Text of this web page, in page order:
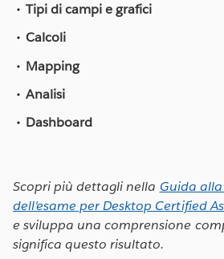
Tipi di campi e grafici
Calcoli
Mapping
Analisi
Dashboard
Scopri più dettagli nella Guida
dell'esame per Desktop Certified
e sviluppa una comprensione
significa questo risultato.